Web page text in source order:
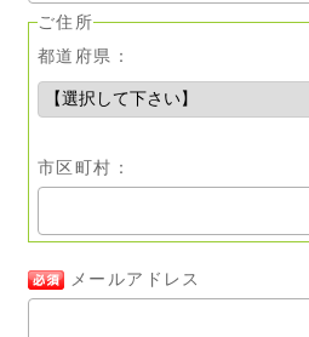
ご住所
都道府県：
市区町村：
メールアドレス